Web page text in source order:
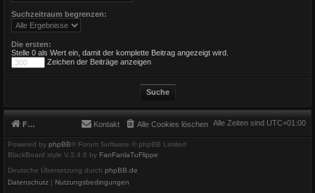
Suchzeitraum begrenzen:
Die ersten:
Stelle 0 als Wert ein, damit der komplette Beitrag angezeigt wird.
Zeichen der Beiträge anzeigen
Foren-Übersicht Alle Zeiten sind UTC+01:00
Alle Cookies löschen
Kontakt
Powered by phpBB® Forum Software © phpBB Limited
BlackBoard style V.3.4.6 by FanFanlaTuFlippe
Deutsche Übersetzung durch phpBB.de
Datenschutz | Nutzungsbedingungen